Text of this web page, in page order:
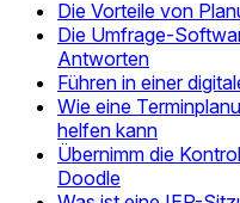
Die Vorteile von
Die Umfrage-
Antworten
Führen in einer
Wie eine
helfen kann
Übernimm die
Doodle